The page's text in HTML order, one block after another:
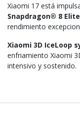
Xiaomi 17 está
Snapdragon® 8 Elite
rendimiento
Xiaomi 3D IceLoop
enfriamiento Xiaomi
intensivo y sostenido.